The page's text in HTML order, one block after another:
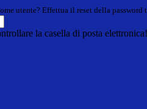
utente? Effettua il reset della password
la casella di posta elettronica!